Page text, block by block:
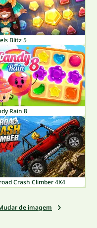
Blitz 5
Rain 8
Crash Climber 4X4
de imagem